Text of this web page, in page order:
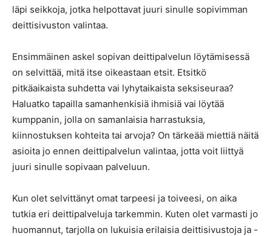
läpi seikkoja, jotka helpottavat juuri sinulle sopivimman
deittisivuston valintaa.
Ensimmäinen askel sopivan deittipalvelun löytämisessä
on selvittää, mitä itse oikeastaan etsit. Etsitkö
pitkäaikaista suhdetta vai lyhytaikaista seksiseuraa?
Haluatko tapailla samanhenkisiä ihmisiä vai löytää
kumppanin, jolla on samanlaisia harrastuksia,
kiinnostuksen kohteita tai arvoja? On tärkeää miettiä näitä
asioita jo ennen deittipalvelun valintaa, jotta voit liittyä
juuri sinulle sopivaan palveluun.
Kun olet selvittänyt omat tarpeesi ja toiveesi, on aika
tutkia eri deittipalveluja tarkemmin. Kuten olet varmasti jo
huomannut, tarjolla on lukuisia erilaisia deittisivustoja ja -